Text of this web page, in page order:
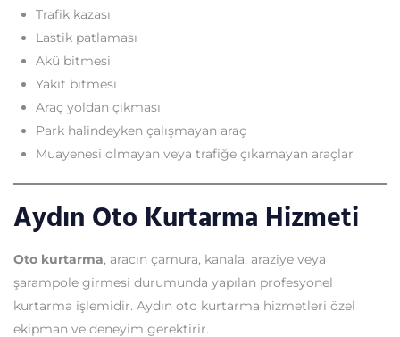
Trafik kazası
Lastik patlaması
Akü bitmesi
Yakıt bitmesi
Araç yoldan çıkması
Park halindeyken çalışmayan araç
Muayenesi olmayan veya trafiğe çıkamayan araçlar
Aydın Oto Kurtarma Hizmeti
Oto kurtarma, aracın çamura, kanala, araziye veya
şarampole girmesi durumunda yapılan profesyonel
kurtarma işlemidir. Aydın oto kurtarma hizmetleri özel
ekipman ve deneyim gerektirir.